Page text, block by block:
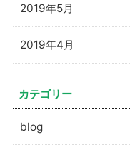
2019年5月
2019年4月
カテゴリー
blog